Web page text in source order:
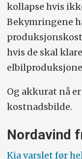
kollapse hvis
Bekymringene
hvis de skal
Og akkurat nå
kostnadsbilde.
Nordavind
Kia varslet før